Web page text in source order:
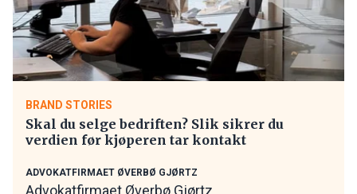
BRAND STORIES
Skal du selge bedriften? Slik sikrer du
verdien før kjøperen tar kontakt
ADVOKATFIRMAET ØVERBØ GJØRTZ
Advokatfirmaet Øverbø Gjørtz